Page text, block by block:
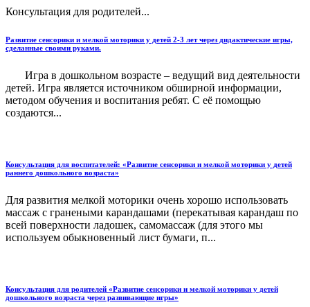
Консультация для родителей...
Развитие сенсорики и мелкой моторики у детей 2-3 лет через дидактические игры,
сделанные своими руками.
Игра в дошкольном возрасте – ведущий вид деятельности
детей. Игра является источником обширной информации,
методом обучения и воспитания ребят. С её помощью
создаются...
Консультация для воспитателей: «Развитие сенсорики и мелкой моторики у детей
раннего дошкольного возраста»
Для развития мелкой моторики очень хорошо использовать
массаж с гранеными карандашами (перекатывая карандаш по
всей поверхности ладошек, самомассаж (для этого мы
используем обыкновенный лист бумаги, п...
Консультация для родителей «Развитие сенсорики и мелкой моторики у детей
дошкольного возраста через развивающие игры»